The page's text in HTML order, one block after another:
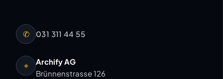
✆ 031 311 44 55
⌖
Archify AG
Brünnenstrasse 126